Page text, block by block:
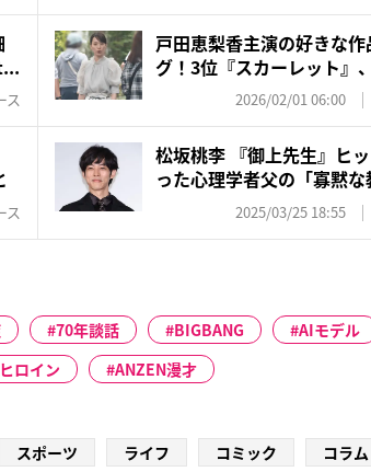
ス
戸田恵梨香主演の好きな
グ！3位『スカーレット』
2026/02/01 06:00
ス
松坂桃李 『御上先生』ヒ
った心理学者父の「寡黙な
2025/03/25 18:55
70年談話 BIGBANG
AIモデル
ロイン ANZEN漫才
スポーツ ライフ コミック コラム